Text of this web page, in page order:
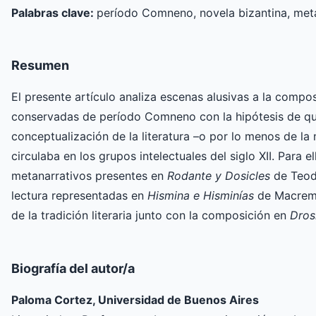
Palabras clave: período Comneno, novela bizantina,
Resumen
El presente artículo analiza escenas alusivas a la
conservadas de período Comneno con la hipótesis de
conceptualización de la literatura –o por lo menos de la
circulaba en los grupos intelectuales del siglo XII. Para
metanarrativos presentes en Rodante y Dosicles de
lectura representadas en Hismina e Hisminías de
de la tradición literaria junto con la composición en
Biografía del autor/a
Paloma Cortez, Universidad de Buenos Aires